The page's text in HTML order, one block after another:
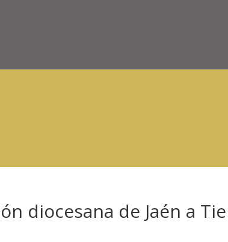
diocesana de Jaén a